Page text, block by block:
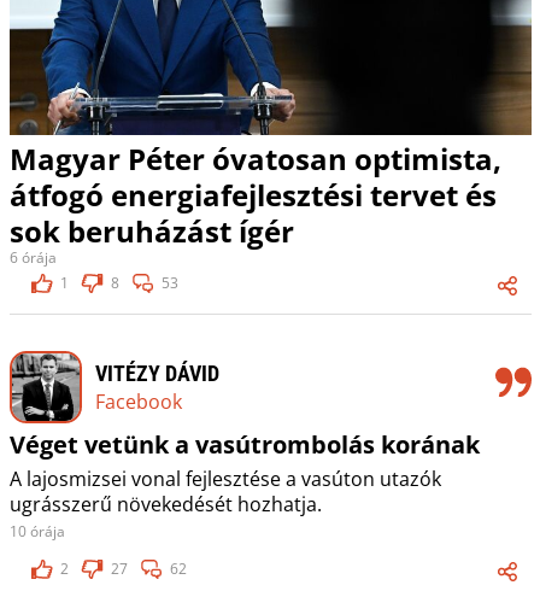
Magyar Péter óvatosan optimista,
átfogó energiafejlesztési tervet és
sok beruházást ígér
6 órája
1
8 53
VITÉZY DÁVID
Facebook
Véget vetünk a vasútrombolás korának
A lajosmizsei vonal fejlesztése a vasúton utazók
ugrásszerű növekedését hozhatja.
10 órája
2
27 62